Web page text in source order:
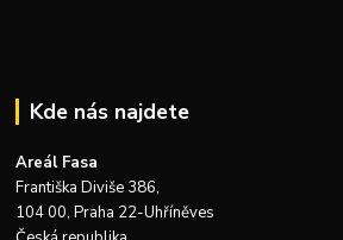
Kde nás najdete
Areál Fasa
Františka Diviše 386,
104 00, Praha 22-Uhříněves